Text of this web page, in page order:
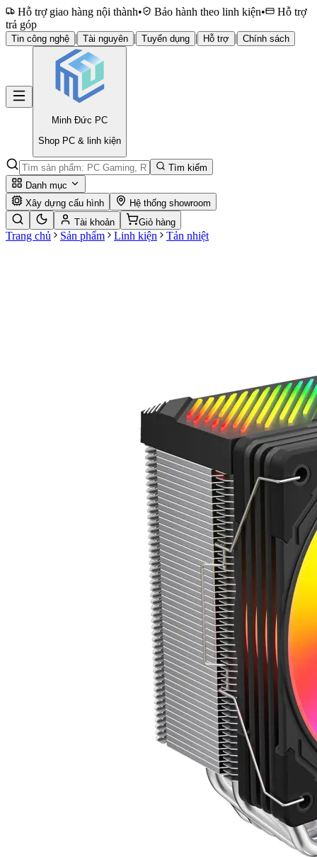
Hỗ trợ giao hàng nội thành• Bảo hành theo linh kiện•
Hỗ trợ
trả góp
Tin công nghệ | Tài nguyên | Tuyển dụng | Hỗ trợ | Chính sách
Minh Đức PC
Shop PC & linh kiện
Tìm kiếm
Danh mục
Xây dựng cấu hình
Hệ thống showroom
Tài khoản
Giỏ hàng
Trang chủ Sản phẩm Linh kiện Tản nhiệt